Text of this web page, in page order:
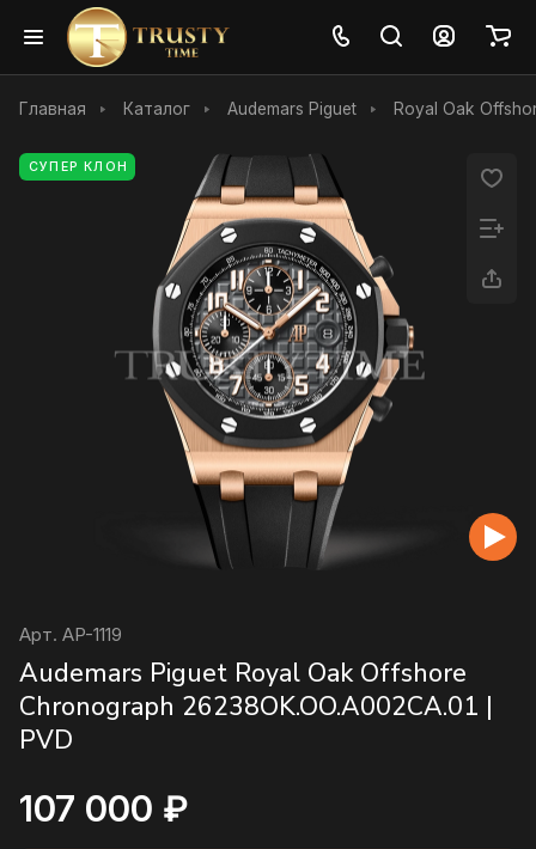
Главная Каталог Audemars Piguet Royal Oak
СУПЕР КЛОН
Арт. AP-1119
Audemars Piguet Royal Oak Offshore
Chronograph 26238OK.OO.A002CA.01 |
PVD
107 000 ₽